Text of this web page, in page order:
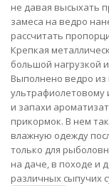
не давая высыхать
замеса на ведро
рассчитать
Крепкая
большой нагрузкой
Выполнено ведро из
ультрафиолетовому
и запахи
прикормок. В нем
влажную одежду
только для
на даче, в походе и
различных сыпучих